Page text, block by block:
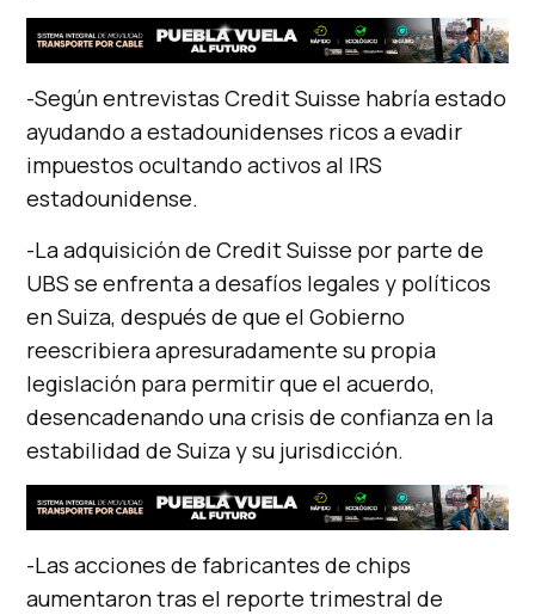
-Según entrevistas Credit Suisse habría estado
ayudando a estadounidenses ricos a evadir
impuestos ocultando activos al IRS
estadounidense.
-La adquisición de Credit Suisse por parte de
UBS se enfrenta a desafíos legales y políticos
en Suiza, después de que el Gobierno
reescribiera apresuradamente su propia
legislación para permitir que el acuerdo,
desencadenando una crisis de confianza en la
estabilidad de Suiza y su jurisdicción.
-Las acciones de fabricantes de chips
aumentaron tras el reporte trimestral de